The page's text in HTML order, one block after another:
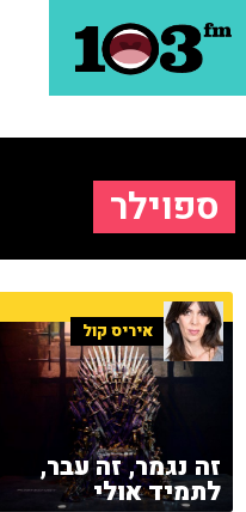
ספוילר
איריס קול
זה נגמר, זה עבר,
לתמיד אולי